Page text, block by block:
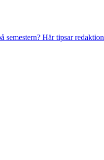
Här tipsar